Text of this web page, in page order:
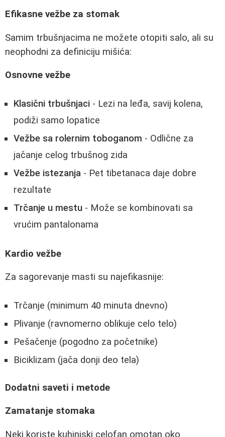
Efikasne vežbe za stomak
Samim trbušnjacima ne možete otopiti salo, ali su
neophodni za definiciju mišića:
Osnovne vežbe
Klasični trbušnjaci - Lezi na leđa, savij kolena,
podiži samo lopatice
Vežbe sa rolernim toboganom - Odlične za
jačanje celog trbušnog zida
Vežbe istezanja - Pet tibetanaca daje dobre
rezultate
Trčanje u mestu - Može se kombinovati sa
vrućim pantalonama
Kardio vežbe
Za sagorevanje masti su najefikasnije:
Trčanje (minimum 40 minuta dnevno)
Plivanje (ravnomerno oblikuje celo telo)
Pešačenje (pogodno za početnike)
Biciklizam (jača donji deo tela)
Dodatni saveti i metode
Zamatanje stomaka
Neki koriste kuhinjski celofan omotan oko